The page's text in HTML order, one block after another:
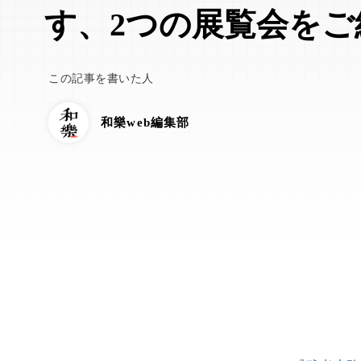
す、2つの展覧会を
この記事を書いた人
和樂web編集部